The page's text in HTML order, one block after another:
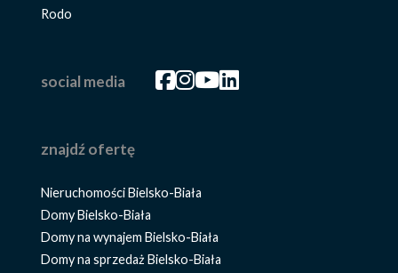
Rodo
social media Facebook
Facebook
Facebook
Facebook
znajdź ofertę
Nieruchomości Bielsko-Biała
Domy Bielsko-Biała
Domy na wynajem Bielsko-Biała
Domy na sprzedaż Bielsko-Biała